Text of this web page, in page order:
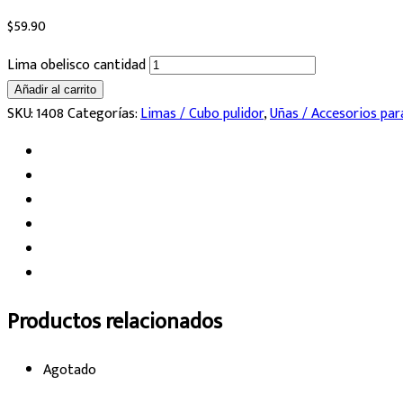
$59.90
Lima obelisco cantidad
Añadir al carrito
SKU:1408Categorías:Limas / Cubo pulidor,Uñas / Accesorios
Productos relacionados
Agotado